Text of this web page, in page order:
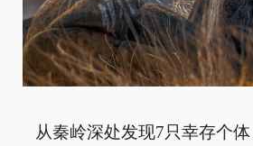
从秦岭深处发现7只幸存个